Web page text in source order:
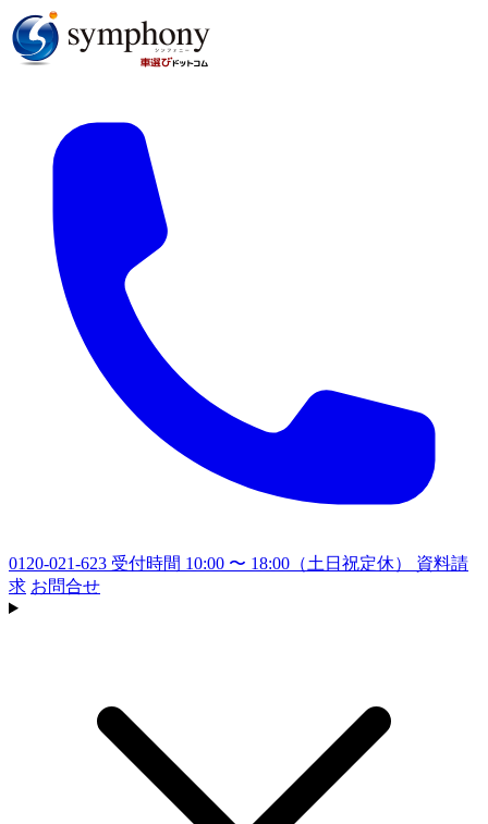
0120-021-623 受付時間 10:00 〜 18:00（土日祝定休）
資料請
求 お問合せ